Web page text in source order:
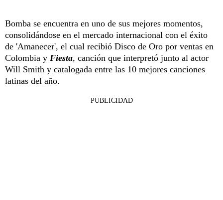
Bomba se encuentra en uno de sus mejores momentos,
consolidándose en el mercado internacional con el éxito
de 'Amanecer', el cual recibió Disco de Oro por ventas en
Colombia y Fiesta, canción que interpretó junto al actor
Will Smith y catalogada entre las 10 mejores canciones
latinas del año.
PUBLICIDAD